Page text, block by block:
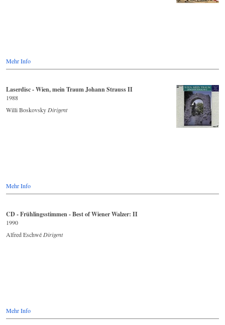
Mehr Info
Laserdisc - Wien, mein Traum Johann Strauss II
1988
Willi Boskovsky Dirigent
Mehr Info
CD - Frühlingsstimmen - Best of Wiener Walzer: II
1990
Alfred Eschwé Dirigent
Mehr Info